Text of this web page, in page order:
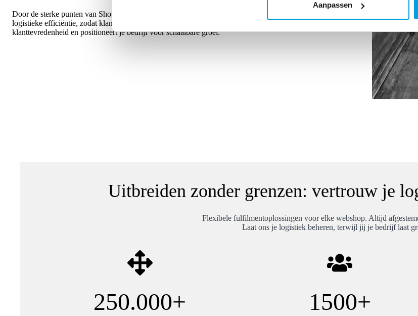
Aanpassen
Door de sterke punten van Shopware en Monta te benutten vergroten e-commercebedrijven de
logistieke efficiëntie, zodat klanten hun orders snel en nauwkeurig ontvangen. Dat verhoogt de
klanttevredenheid en positioneert je bedrijf voor schaalbare groei.
Uitbreiden zonder grenzen: vertrouw je
Flexibele fulfilmentoplossingen voor elke webshop. Altijd
Laat ons je logistiek beheren, terwijl jij je bedrijf laat
250.000+ 1500+